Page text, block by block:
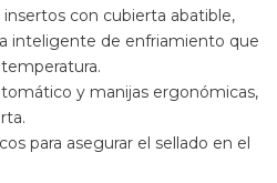
insertos con cubierta abatible,
inteligente de enfriamiento que
y manijas ergonómicas,
para asegurar el sellado en el